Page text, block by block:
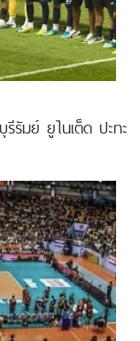
มย์ ยูไนเต็ด ปะทะ